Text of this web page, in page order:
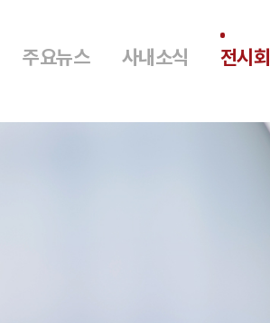
주요뉴스 사내소식 전시회